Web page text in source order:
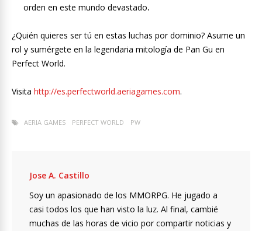
orden en este mundo devastado.
¿Quién quieres ser tú en estas luchas por dominio? Asume un
rol y sumérgete en la legendaria mitología de Pan Gu en
Perfect World.
Visita http://es.perfectworld.aeriagames.com.
AERIA GAMES PERFECT WORLD PW
Jose A. Castillo
Soy un apasionado de los MMORPG. He jugado a
casi todos los que han visto la luz. Al final, cambié
muchas de las horas de vicio por compartir noticias y